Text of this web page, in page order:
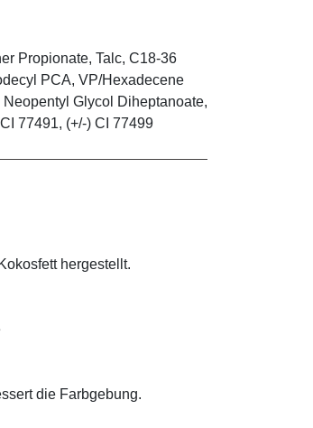
Propionate, Talc, C18-36
PCA, VP/Hexadecene
Glycol Diheptanoate,
77491, (+/-) CI 77499
hergestellt.
die Farbgebung.